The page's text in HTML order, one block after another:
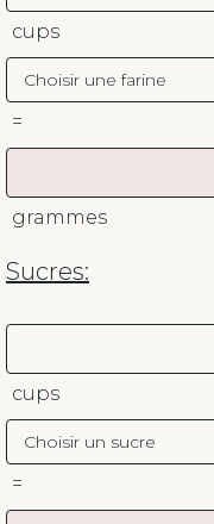
cups
=
grammes
Sucres:
cups
=